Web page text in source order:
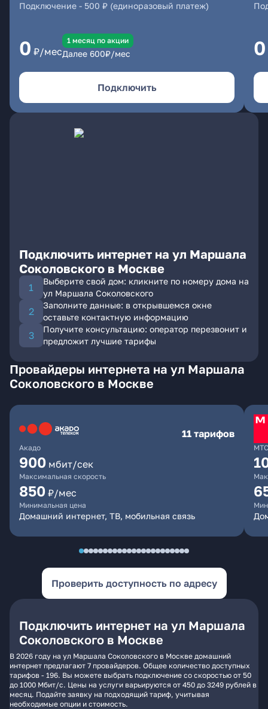
Подключение - 500 ₽ (единоразовый платеж)
0 ₽/мес
1 месяц по акции
Далее 600₽/мес
Подключить
0
Подключить интернет на ул Маршала
Соколовского в Москве
Выберите свой дом: кликните по номеру дома на
ул Маршала Соколовского
Заполните данные: в открывшемся окне
оставьте контактную информацию
Получите консультацию: оператор перезвонит и
предложит лучшие тарифы
Провайдеры интернета на ул Маршала
Соколовского в Москве
Акадо
11 тарифов
900 мбит/сек
Максимальная скорость
850 ₽/мес
Минимальная цена
Домашний интернет, ТВ, мобильная связь
МТС
Проверить доступность по адресу
Подключить интернет на ул Маршала
Соколовского в Москве
В 2026 году на ул Маршала Соколовского в Москве домашний
интернет предлагают 7 провайдеров. Общее количество доступных
тарифов - 196. Вы можете выбрать подключение со скоростью от 50
до 1000 Мбит/с. Цены на услуги варьируются от 450 до 3249 рублей в
месяц. Подайте заявку на подходящий тариф, учитывая
необходимые опции и стоимость.